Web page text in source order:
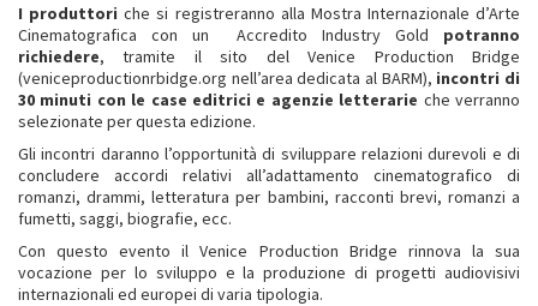
I produttori che si registreranno alla Mostra Internazionale d’Arte
Cinematografica con un Accredito Industry Gold potranno
richiedere, tramite il sito del Venice Production Bridge
(veniceproductionrbidge.org nell’area dedicata al BARM), incontri di
30 minuti con le case editrici e agenzie letterarie che verranno
selezionate per questa edizione.
Gli incontri daranno l’opportunità di sviluppare relazioni durevoli e di
concludere accordi relativi all’adattamento cinematografico di
romanzi, drammi, letteratura per bambini, racconti brevi, romanzi a
fumetti, saggi, biografie, ecc.
Con questo evento il Venice Production Bridge rinnova la sua
vocazione per lo sviluppo e la produzione di progetti audiovisivi
internazionali ed europei di varia tipologia.